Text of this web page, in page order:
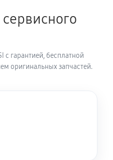
гарантией, бесплатной
оригинальных запчастей.